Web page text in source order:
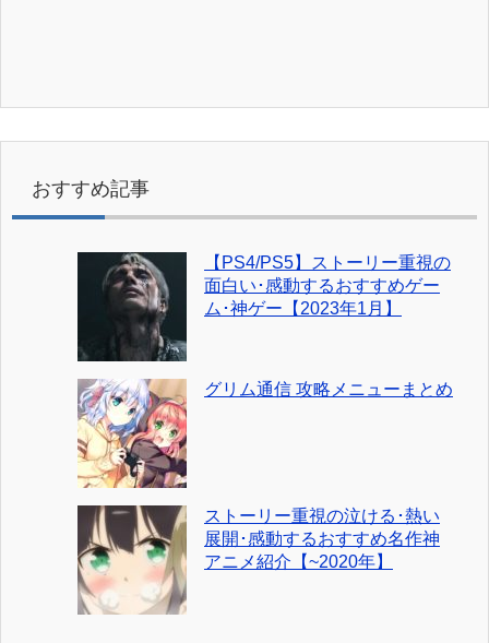
おすすめ記事
【PS4/PS5】ストーリー重視の
面白い･感動するおすすめゲー
ム･神ゲー【2023年1月】
グリム通信 攻略メニューまとめ
ストーリー重視の泣ける･熱い
展開･感動するおすすめ名作神
アニメ紹介【~2020年】